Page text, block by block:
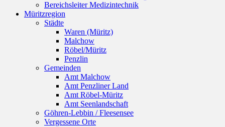
Bereichsleiter Medizintechnik
Müritzregion
Städte
Waren (Müritz)
Malchow
Röbel/Müritz
Penzlin
Gemeinden
Amt Malchow
Amt Penzliner Land
Amt Röbel-Müritz
Amt Seenlandschaft
Göhren-Lebbin / Fleesensee
Vergessene Orte